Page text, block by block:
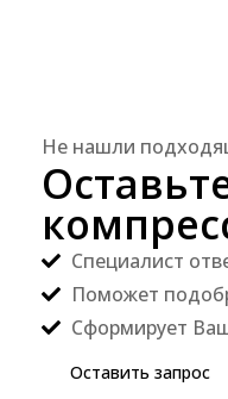
Не нашли
Специалист
Поможет
Сформирует
Оставить запрос